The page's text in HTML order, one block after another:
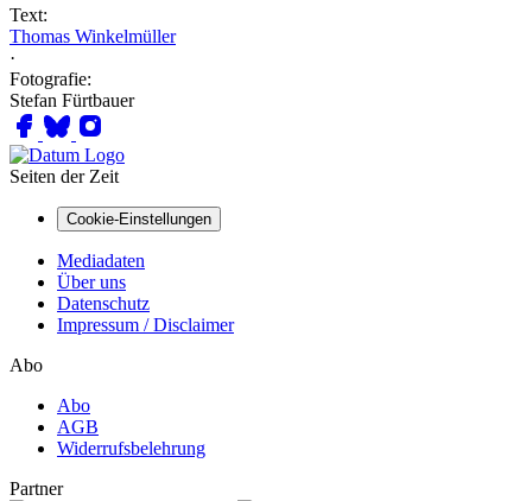
Text:
Thomas Winkelmüller
·
Fotografie:
Stefan Fürtbauer
Seiten der Zeit
Cookie-Einstellungen
Mediadaten
Über uns
Datenschutz
Impressum / Disclaimer
Abo
Abo
AGB
Widerrufsbelehrung
Partner